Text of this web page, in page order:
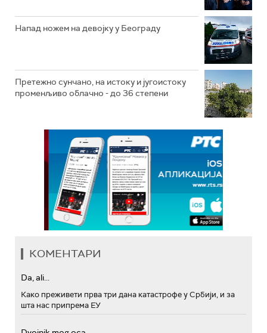
Напад ножем на девојку у Београду
Претежно сунчано, на истоку и југоистоку
променљиво облачно - до 36 степени
КОМЕНТАРИ
Da, ali...
Како преживети прва три дана катастрофе у Србији, и за
шта нас припрема ЕУ